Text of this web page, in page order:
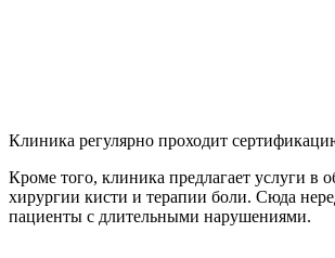
Клиника регулярно проходит
Кроме того, клиника предлагает услуги в
хирургии кисти и терапии боли. Сюда
пациенты с длительными нарушениями.